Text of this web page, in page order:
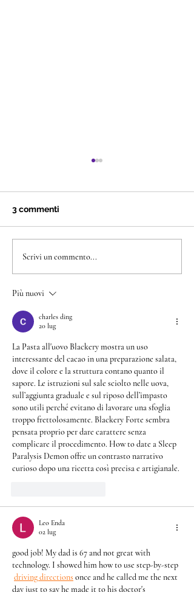
Fiore sfogliato con
Blackery
3 commenti
Scrivi un commento...
Più nuovi
charles ding
20 lug
La Pasta all'uovo Blackery mostra un uso
interessante del cacao in una preparazione salata,
dove il colore e la struttura contano quanto il
sapore. Le istruzioni sul sale sciolto nelle uova,
sull’aggiunta graduale e sul riposo dell’impasto
sono utili perché evitano di lavorare una sfoglia
troppo frettolosamente. Blackery Forte sembra
pensata proprio per dare carattere senza
complicare il procedimento. How to date a Sleep
Paralysis Demon offre un contrasto narrativo
curioso dopo una ricetta così precisa e artigianale.
Leo Enda
02 lug
good job! My dad is 67 and not great with
technology. I showed him how to use step-by-step
driving directions once and he called me the next
day just to say he made it to his doctor's